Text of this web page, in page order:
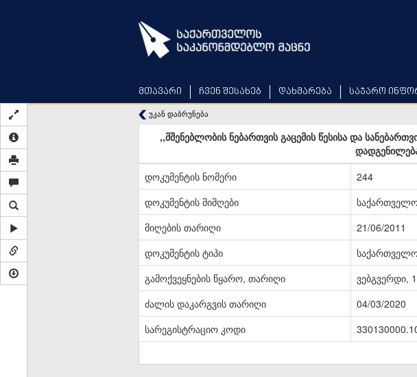
მთავარი ჩვენ შესახებ დახმარება საჯარო
უკან დაბრუნება
,,მშენებლობის ნებართვის გაცემის წესისა და
დოკუმენტის ნომერი
244
დოკუმენტის მიმღები
მიღების თარიღი
21/06/2011
დოკუმენტის ტიპი
გამოქვეყნების წყარო, თარიღი
ვებგვერდი,
ძალის დაკარგვის თარიღი
04/03/2020
სარეგისტრაციო კოდი